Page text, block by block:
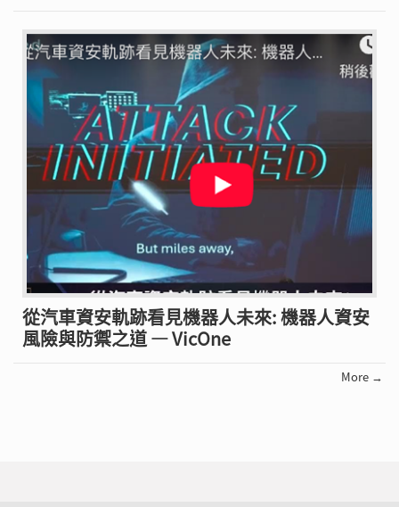
從汽車資安軌跡看見機器人未來: 機器人資安
風險與防禦之道 — VicOne
More →